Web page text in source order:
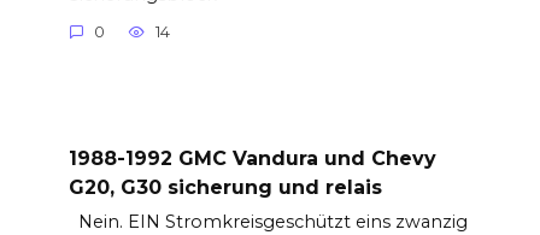
0 14
1988-1992 GMC Vandura und Chevy
G20, G30 sicherung und relais
Nein. EIN Stromkreisgeschützt eins zwanzig